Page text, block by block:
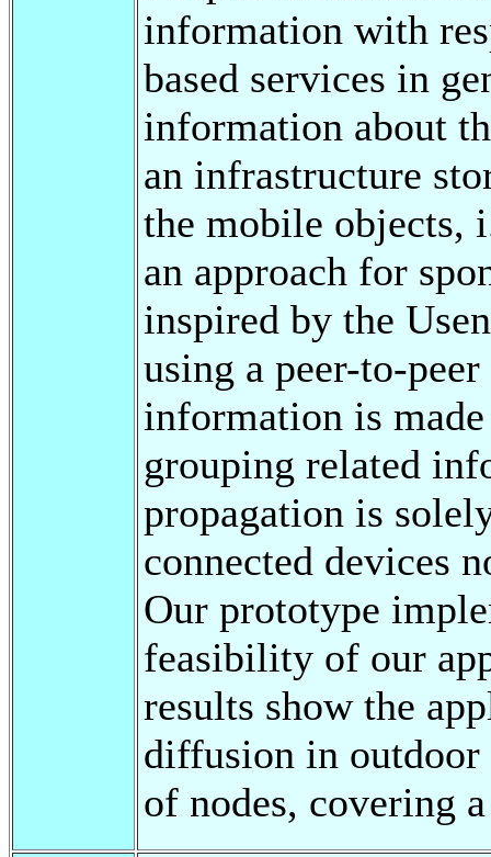
information with
based services in
information about
an infrastructure
the mobile objects,
an approach for
inspired by the
using a peer-to-
information is
grouping related
propagation is
connected devices
Our prototype
feasibility of our
results show the
diffusion in outdoor
of nodes, covering